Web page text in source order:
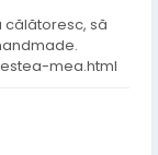
să
mea.html